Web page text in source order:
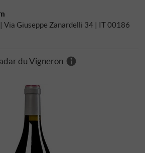
Via Giuseppe Zanardelli 34 | IT 00186
du Vigneron